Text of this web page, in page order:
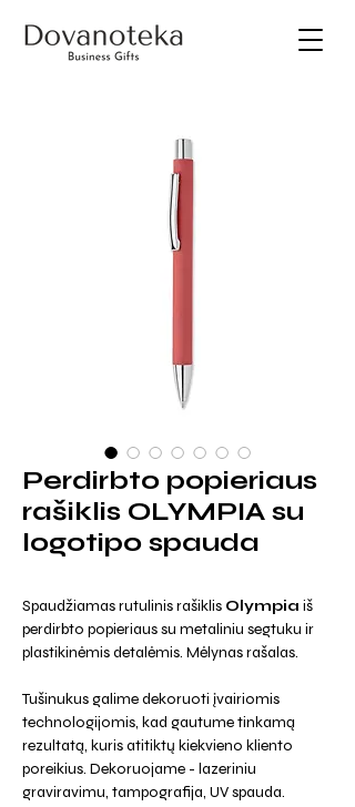
Perdirbto popieriaus
rašiklis OLYMPIA su
logotipo spauda
Spaudžiamas rutulinis rašiklis Olympia iš
perdirbto popieriaus su metaliniu segtuku ir
plastikinėmis detalėmis. Mėlynas rašalas.
Tušinukus galime dekoruoti įvairiomis
technologijomis, kad gautume tinkamą
rezultatą, kuris atitiktų kiekvieno kliento
poreikius. Dekoruojame - lazeriniu
graviravimu, tampografija, UV spauda.